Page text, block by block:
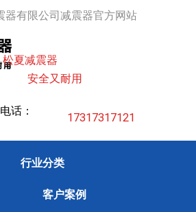
器有限公司减震器官方网站
松夏减震器
安全又耐用
话：
17317317121
行业分类
客户案例